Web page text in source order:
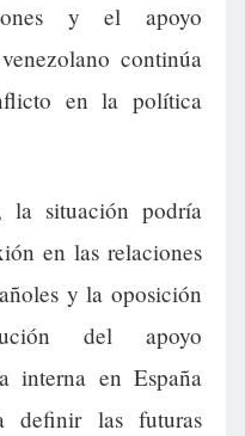
y el apoyo
continúa
en la política
situación podría
en las relaciones
y la oposición
del apoyo
interna en España
definir las futuras